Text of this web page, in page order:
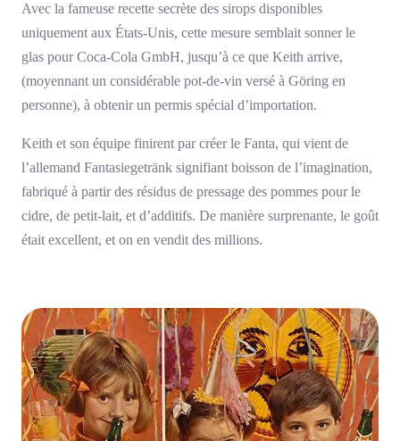
Avec la fameuse recette secrète des sirops disponibles
uniquement aux États-Unis, cette mesure semblait sonner le
glas pour Coca-Cola GmbH, jusqu’à ce que Keith arrive,
(moyennant un considérable pot-de-vin versé à Göring en
personne), à obtenir un permis spécial d’importation.
Keith et son équipe finirent par créer le Fanta, qui vient de
l’allemand Fantasiegetränk signifiant boisson de l’imagination,
fabriqué à partir des résidus de pressage des pommes pour le
cidre, de petit-lait, et d’additifs. De manière surprenante, le goût
était excellent, et on en vendit des millions.